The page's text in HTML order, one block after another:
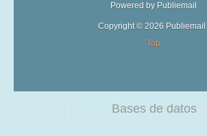
Powered by Publiemail
Copyright © 2026 Publiemail
Top
Bases de datos